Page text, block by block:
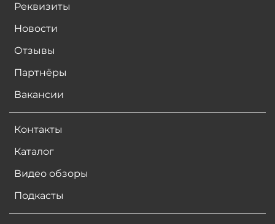
Реквизиты
Новости
Отзывы
Партнёры
Вакансии
Контакты
Каталог
Видео обзоры
Подкасты